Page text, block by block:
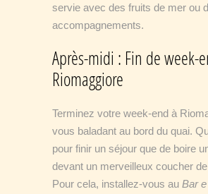
servie avec des fruits de mer ou
accompagnements.
Après-midi : Fin de week-
Riomaggiore
Terminez votre week-end à
vous baladant au bord du quai.
pour finir un séjour que de boire
devant un merveilleux coucher
Pour cela, installez-vous au Bar